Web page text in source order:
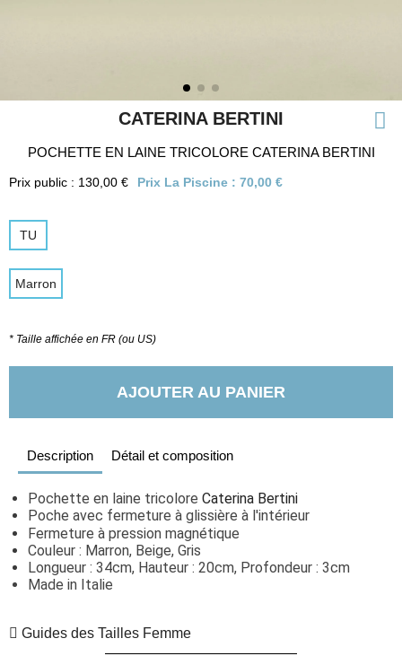
CATERINA BERTINI
POCHETTE EN LAINE TRICOLORE CATERINA BERTINI
Prix public : 130,00 € Prix La Piscine : 70,00 €
TU
Marron
* Taille affichée en FR (ou US)
AJOUTER AU PANIER
Description Détail et composition
Pochette en laine tricolore Caterina Bertini
Poche avec fermeture à glissière à l'intérieur
Fermeture à pression magnétique
Couleur : Marron, Beige, Gris
Longueur : 34cm, Hauteur : 20cm, Profondeur : 3cm
Made in Italie
Guides des Tailles Femme